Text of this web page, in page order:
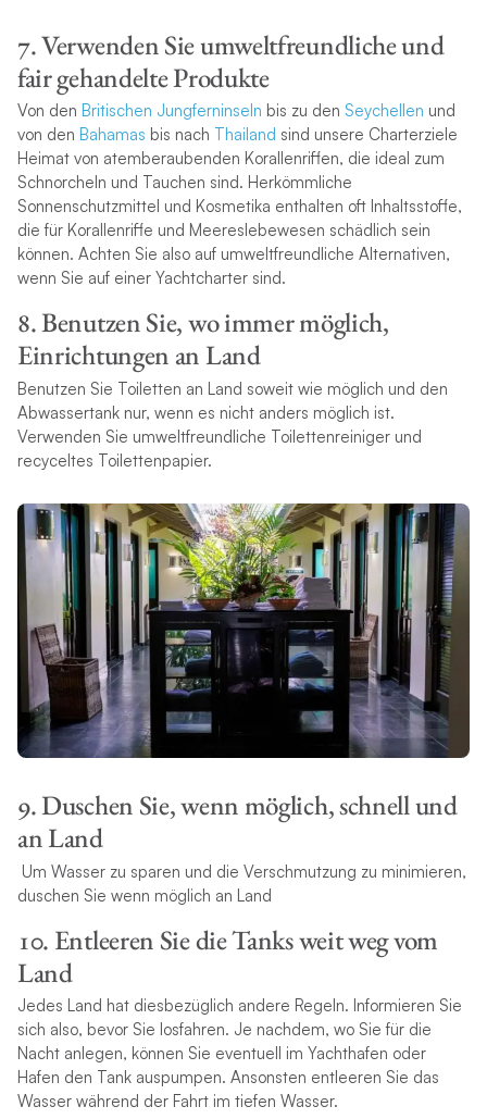
7. Verwenden Sie umweltfreundliche und
fair gehandelte Produkte
Von den Britischen Jungferninseln bis zu den Seychellen und
von den Bahamas bis nach Thailand sind unsere Charterziele
Heimat von atemberaubenden Korallenriffen, die ideal zum
Schnorcheln und Tauchen sind. Herkömmliche
Sonnenschutzmittel und Kosmetika enthalten oft Inhaltsstoffe,
die für Korallenriffe und Meereslebewesen schädlich sein
können. Achten Sie also auf umweltfreundliche Alternativen,
wenn Sie auf einer Yachtcharter sind.
8. Benutzen Sie, wo immer möglich,
Einrichtungen an Land
Benutzen Sie Toiletten an Land soweit wie möglich und den
Abwassertank nur, wenn es nicht anders möglich ist.
Verwenden Sie umweltfreundliche Toilettenreiniger und
recyceltes Toilettenpapier.
9. Duschen Sie, wenn möglich, schnell und
an Land
Um Wasser zu sparen und die Verschmutzung zu minimieren,
duschen Sie wenn möglich an Land
10. Entleeren Sie die Tanks weit weg vom
Land
Jedes Land hat diesbezüglich andere Regeln. Informieren Sie
sich also, bevor Sie losfahren. Je nachdem, wo Sie für die
Nacht anlegen, können Sie eventuell im Yachthafen oder
Hafen den Tank auspumpen. Ansonsten entleeren Sie das
Wasser während der Fahrt im tiefen Wasser.